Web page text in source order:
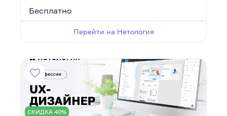
Бесплатно
Перейти на Нетология
СКИДКА 40%